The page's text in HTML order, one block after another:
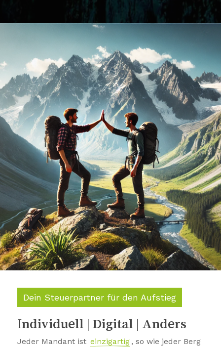
Dein Steuerpartner für den Aufstieg
Individuell | Digital | Anders
Jeder Mandant ist einzigartig , so wie jeder Berg